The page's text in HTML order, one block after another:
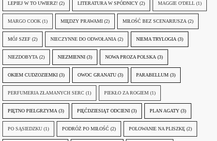
LEPIEJ W TO UWIERZ! (2) LITERATURA W SPÓDNICY (2) MAGGIE O'DELL (1)
MARGO COOK (1) MIĘDZY PRAWAMI (2) MIŁOŚĆ BEZ SCENARIUSZA (2)
MÓJ SZEF (2) NIECZYNNE DO ODWOŁANIA (2) NIEMA TRYLOGIA (3)
NIEZDOBYTA (2) NIEZMIENNI (3) NOWA PROZA POLSKA (3)
OKIEM CUDZOZIEMKI (3) OWOC GRANATU (3) PARABELLUM (3)
PERFUMERIA ZŁAMANYCH SERC (1) PIEKŁO ZA ROGIEM (1)
PIĘTNO PIELGRZYMA (3) PIĘĆDZIESIĄT ODCIENI (3) PLAN AGATY (3)
PO SĄSIEDZKU (1) PODRÓŻ PO MIŁOŚĆ (2) POLOWANIE NA PLISZKĘ (2)